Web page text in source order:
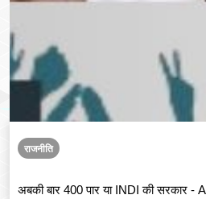
राजनीति
अबकी बार 400 पार या INDI की सरकार